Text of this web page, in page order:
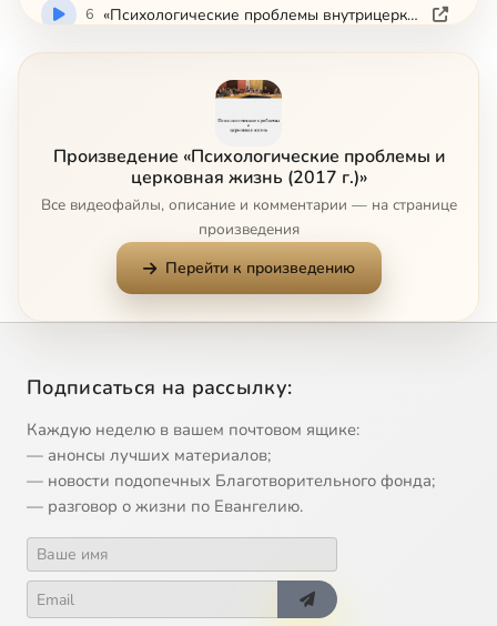
6 «Психологические проблемы внутрицерковных отношений: как избежать ловушек для пастырей и пасомых» Н. С. Скуратовская
Произведение «Психологические проблемы и
церковная жизнь (2017 г.)»
Все видеофайлы, описание и комментарии — на странице
произведения
Перейти к произведению
Подписаться на рассылку:
Каждую неделю в вашем почтовом ящике:
— анонсы лучших материалов;
— новости подопечных Благотворительного фонда;
— разговор о жизни по Евангелию.